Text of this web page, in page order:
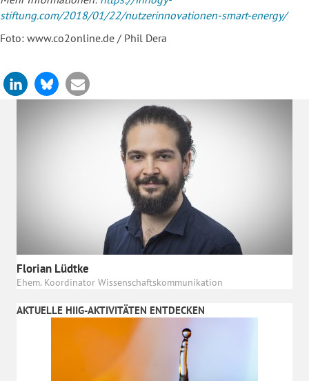
stiftung.com/2018/01/22/nutzerinnovationen-smart-energy/
Foto: www.co2online.de / Phil Dera
Florian Lüdtke
Ehem. Koordinator Wissenschaftskommunikation
AKTUELLE HIIG-AKTIVITÄTEN ENTDECKEN